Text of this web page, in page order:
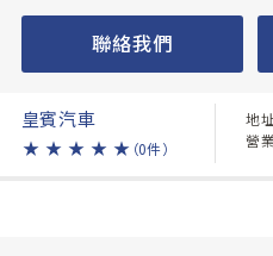
聯絡我們
皇賓汽車
★ ★ ★ ★ ★ （0件）
地
營